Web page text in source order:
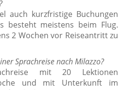
auch kurzfristige Buchungen
besteht meistens beim Flug.
2 Wochen vor Reiseantritt zu
Sprachreise nach Milazzo?
mit 20 Lektionen
und mit Unterkunft im